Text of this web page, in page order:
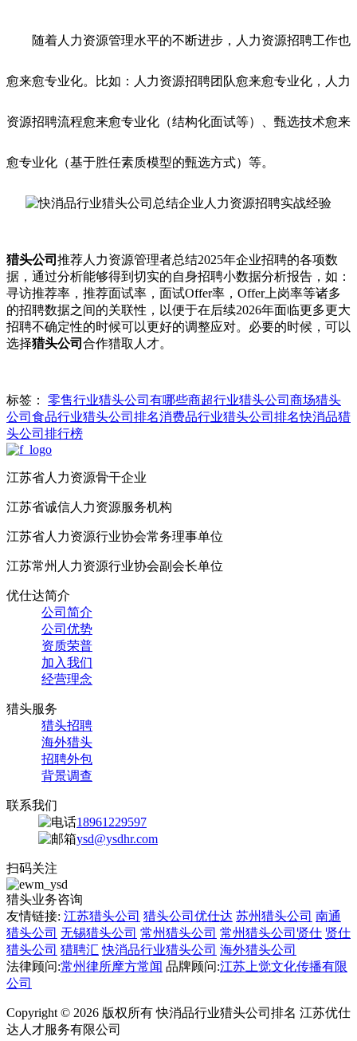
随着人力资源管理水平的不断进步，人力资源招聘工作也
愈来愈专业化。比如：人力资源招聘团队愈来愈专业化，人力
资源招聘流程愈来愈专业化（结构化面试等）、甄选技术愈来
愈专业化（基于胜任素质模型的甄选方式）等。
猎头公司 推荐人力资源管理者总结2025年企业招聘的各项数
据，通过分析能够得到切实的自身招聘小数据分析报告，如：
寻访推荐率，推荐面试率，面试Offer率，Offer上岗率等诸多
的招聘数据之间的关联性，以便于在后续2026年面临更多更大
招聘不确定性的时候可以更好的调整应对。必要的时候，可以
选择猎头公司 合作猎取人才。
标签： 零售行业猎头公司有哪些商超行业猎头公司 商场猎头
公司 食品行业猎头公司排名消费品行业猎头公司排名快消品猎
头公司排行榜
江苏省人力资源骨干企业
江苏省诚信人力资源服务机构
江苏省人力资源行业协会常务理事单位
江苏常州人力资源行业协会副会长单位
优仕达简介
公司简介
公司优势
资质荣普
加入我们
经营理念
猎头服务
猎头招聘
海外猎头
招聘外包
背景调查
联系我们
18961229597
ysd@ysdhr.com
扫码关注
猎头业务咨询
友情链接: 江苏猎头公司 猎头公司优仕达 苏州猎头公司 南通
猎头公司 无锡猎头公司 常州猎头公司 常州猎头公司贤仕 贤仕
猎头公司 猎聘汇 快消品行业猎头公司 海外猎头公司
法律顾问:常州律所摩方常闻 品牌顾问:江苏上觉文化传播有限
公司
Copyright © 2026 版权所有 快消品行业猎头公司排名 江苏优仕
达人才服务有限公司